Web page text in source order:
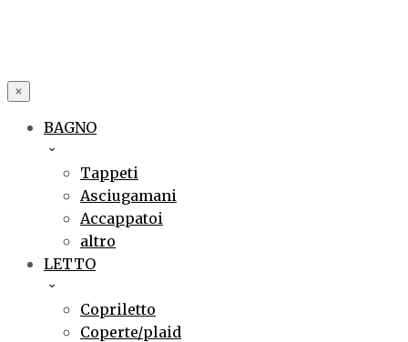
×
BAGNO
Tappeti
Asciugamani
Accappatoi
altro
LETTO
Copriletto
Coperte/plaid